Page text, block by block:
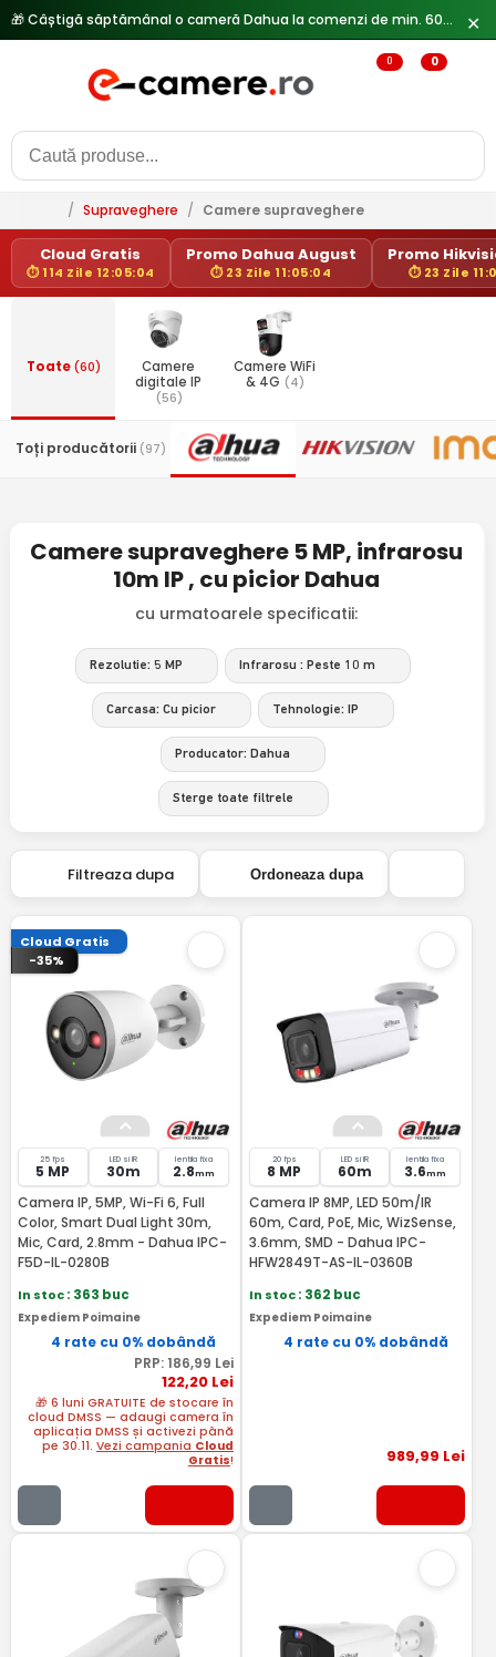
✕
0 0
/ Supraveghere / Camere supraveghere
Cloud Gratis
⏱ 114 Zile 12:05:04
Promo Dahua August
⏱ 23 Zile 11:05:04
Promo
⏱ 23 Zile
Toate(60)
Camere
digitale IP
(56)
Camere WiFi
& 4G (4)
Toți producătorii (97)
Camere supraveghere 5 MP, infrarosu
10m IP , cu picior Dahua
cu urmatoarele specificatii:
Rezolutie: 5 MP Infrarosu : Peste 10 m
Carcasa: Cu picior Tehnologie: IP
Producator: Dahua
Sterge toate filtrele
Filtreaza dupa Ordoneaza dupa
Cloud Gratis
-35%
25 fps
5 MP
LED si IR
30m
lentila fixa
2.8mm
Camera IP, 5MP, Wi-Fi 6, Full
Color, Smart Dual Light 30m,
Mic, Card, 2.8mm - Dahua IPC-
F5D-IL-0280B
In stoc: 363 buc
Expediem Poimaine
4 rate cu 0% dobândă
PRP: 186,99 Lei
122,20Lei
🎁 6 luni GRATUITE de stocare în
cloud DMSS — adaugi camera în
aplicația DMSS și activezi până
pe 30.11. Vezi campania Cloud
Gratis!
20 fps
8 MP
LED si IR
60m
lentila fixa
3.6mm
Camera IP 8MP, LED 50m/IR
60m, Card, PoE, Mic, WizSense,
3.6mm, SMD - Dahua IPC-
HFW2849T-AS-IL-0360B
In stoc: 362 buc
Expediem Poimaine
4 rate cu 0% dobândă
989,99 Lei